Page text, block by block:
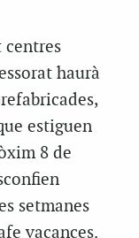
centres
haurà
estiguen
8 de
setmanes
vacances.